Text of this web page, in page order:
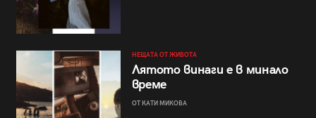
НЕЩАТА ОТ ЖИВОТА
Лятото винаги е в минало
време
ОТ КАТИ МИКОВА